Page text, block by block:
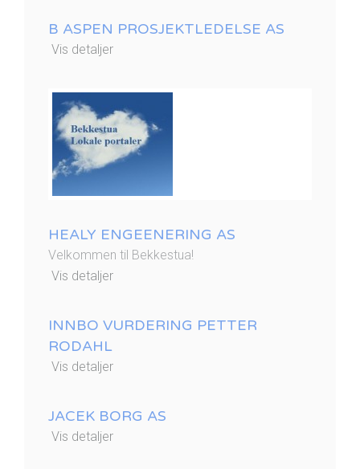
B ASPEN PROSJEKTLEDELSE AS
Vis detaljer
HEALY ENGEENERING AS
Velkommen til Bekkestua!
Vis detaljer
INNBO VURDERING PETTER
RODAHL
Vis detaljer
JACEK BORG AS
Vis detaljer